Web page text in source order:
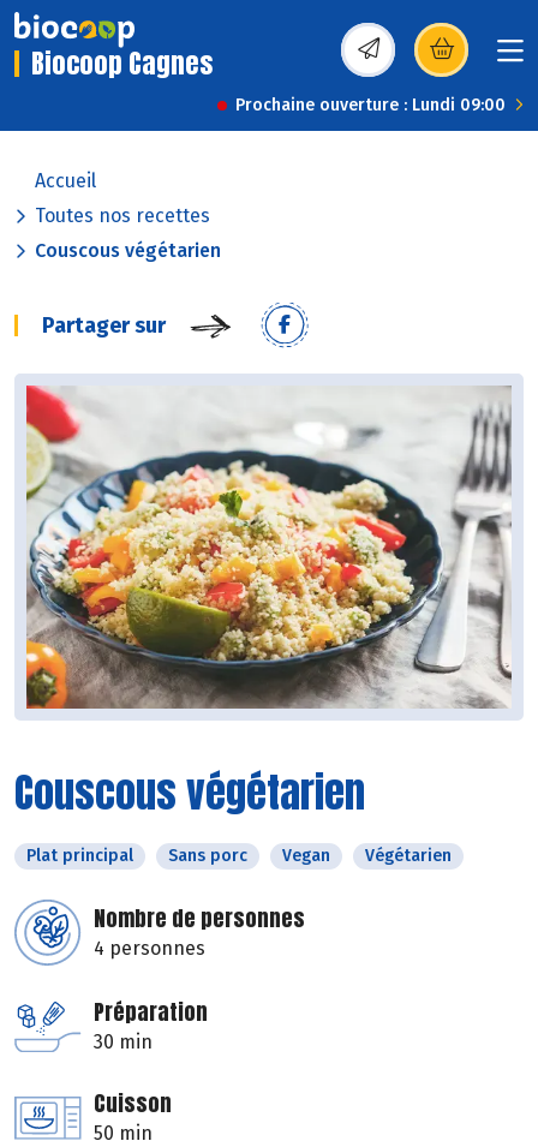
Biocoop Cagnes (s’ouvre dans une
Prochaine ouverture : Lundi 09:00
Accueil
Toutes nos recettes
Couscous végétarien
Partager sur
Couscous végétarien
Plat principal Sans porc Vegan Végétarien
Nombre de personnes
4 personnes
Préparation
30 min
Cuisson
50 min